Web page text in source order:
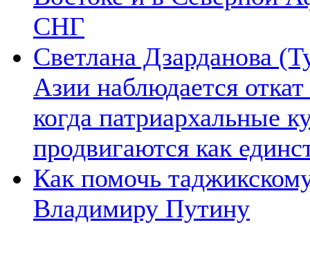
СНГ
Светлана Дзарданова
Азии наблюдается
когда патриархальные
продвигаются как
Как помочь
Владимиру Путину